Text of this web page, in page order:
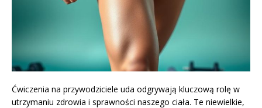
Ćwiczenia na przywodziciele uda odgrywają kluczową rolę w
utrzymaniu zdrowia i sprawności naszego ciała. Te niewielkie,